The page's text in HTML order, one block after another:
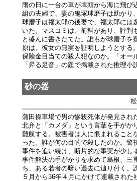
雨の日に一台の車が埠頭から海に飛び
組の夫婦で、妻の鬼塚球磨子は助かり
球磨子は福太郎の後妻で、福太郎には
いた。マスコミは、前科があり、評判
と盛んに書きたてた。誰もが球磨子を
原は、彼女の無実を証明しようとする
保険金目当ての殺人犯なのか。「オー
「昇る足音」の題で掲載された推理小
砂の器
蒲田操車場で男の惨殺死体が発見され
北弁と「カメダ」という言葉を手がか
難航する。被害者は人に恨まれること
った。誰が何の目的で殺したのか。警
事件を追い続け、断片的な事実が少し
事件解決の手がかりを求めて島根、三
ち、ある若者の暗い過去に辿り付く。
５月から36年４月にかけて連載された